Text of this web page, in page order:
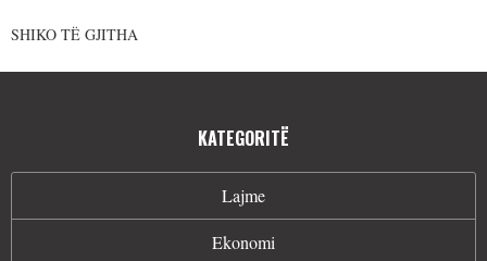
SHIKO TË GJITHA
KATEGORITË
Lajme
Ekonomi